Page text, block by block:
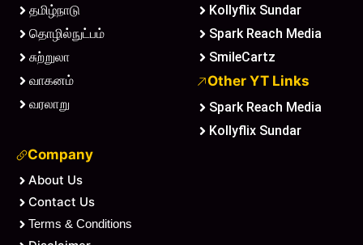
தமிழ்நாடு
தொழில்நுட்பம்
சுற்றுலா
வாகனம்
வரலாறு
Kollyflix Sundar
Spark Reach Media
SmileCartz
Other YT Links
Spark Reach Media
Kollyflix Sundar
Company
About Us
Contact Us
Terms & Conditions